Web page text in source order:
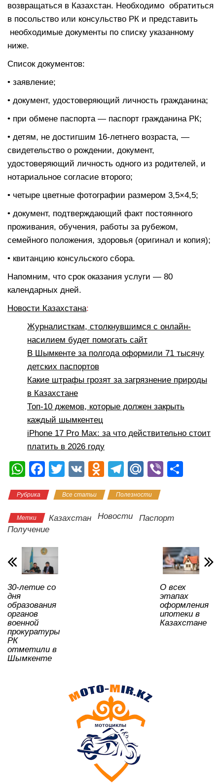
возвращаться в Казахстан. Необходимо обратиться
в посольство или консульство РК и представить
необходимые документы по списку указанному
ниже.
Список документов:
• заявление;
• документ, удостоверяющий личность гражданина;
• при обмене паспорта — паспорт гражданина РК;
• детям, не достигшим 16-летнего возраста, —
свидетельство о рождении, документ,
удостоверяющий личность одного из родителей, и
нотариальное согласие второго;
• четыре цветные фотографии размером 3,5×4,5;
• документ, подтверждающий факт постоянного
проживания, обучения, работы за рубежом,
семейного положения, здоровья (оригинал и копия);
• квитанцию консульского сбора.
Напомним, что срок оказания услуги — 80
календарных дней.
Новости Казахстана:
Журналисткам, столкнувшимся с онлайн-
насилием будет помогать сайт
В Шымкенте за полгода оформили 71 тысячу
детских паспортов
Какие штрафы грозят за загрязнение природы
в Казахстане
Топ-10 джемов, которые должен закрыть
каждый шымкентец
iPhone 17 Pro Max: за что действительно стоит
платить в 2026 году
W
at
s
A
p
p
F
c
e
b
o
o
k
T
tt
er
V
O
n
o
T
e
gr
M
.R
u
Vi
и
ть
Рубрика Все статьи Полезности
Метки Казахстан Новости
Паспорт
Получение
30-летие со
дня
образования
органов
военной
прокуратуры
РК
отметили в
Шымкенте
О всех
этапах
оформления
ипотеки в
Казахстане